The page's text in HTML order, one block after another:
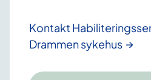
Kontakt
Drammen sykehus